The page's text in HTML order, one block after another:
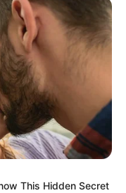
This Hidden Secret